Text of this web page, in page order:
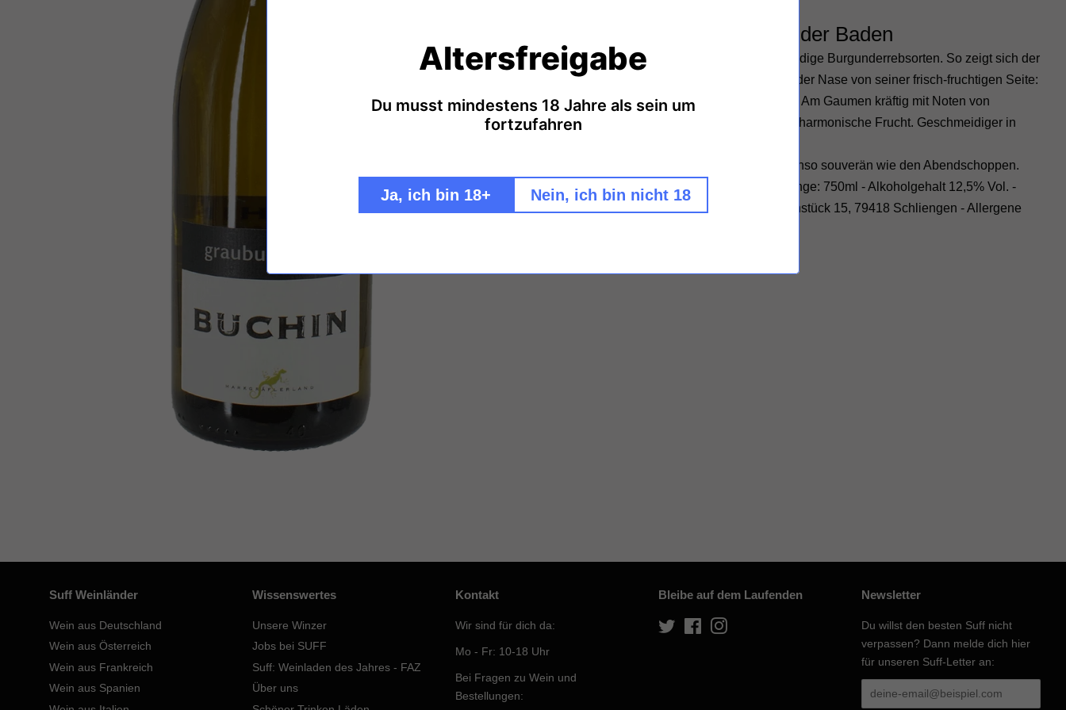
Weingut Büchin Grauburgunder Baden
Büchin und Baden, beides steht für geschmeidige Burgunderrebsorten. So zeigt sich der
Weingut Büchin Grauburgunder
bereits in der Nase von seiner frisch-fruchtigen Seite:
Da sind Birnen, Aprikosen und Honigmelone. Am Gaumen kräftig mit Noten von
Pfirsichen und Zitrus-Akzenten. Milde Säure, harmonische Frucht. Geschmeidiger in
Begleitet Geflügelgerichte aus dem Ofen ebenso souverän wie den Abendschoppen.
Geschmack: trocken - Zertifizierung: - Füllmenge: 750ml - Alkoholgehalt 12,5% Vol. -
Am Sonnenstück 15, 79418 Schliengen - Allergene
Suff Weinländer
Wein aus Deutschland
Wein aus Österreich
Wein aus Frankreich
Wein aus Spanien
Wissenswertes
Unsere Winzer
Jobs bei SUFF
Suff: Weinladen des Jahres - FAZ
Über uns
Kontakt
Wir sind für dich da:
Mo - Fr: 10-18 Uhr
Bei Fragen zu Wein und
Bestellungen:
Bleibe auf dem Laufenden
Twitter Facebook
Newsletter
Du willst den besten Suff nicht
verpassen? Dann melde dich hier
für unseren Suff-Letter an:
Altersfreigabe
Du musst mindestens 18 Jahre als sein um
fortzufahren
Ja, ich bin 18+ Nein, ich bin nicht 18